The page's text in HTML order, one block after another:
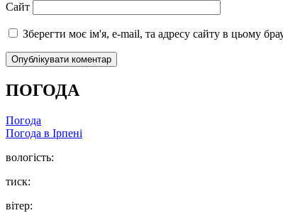
Сайт
Зберегти моє ім'я, e-mail, та адресу сайту в цьому
ПОГОДА
Погода
Погода в Ірпені
вологість:
тиск:
вітер: